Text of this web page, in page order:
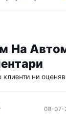
На
клиенти ни
08-07-